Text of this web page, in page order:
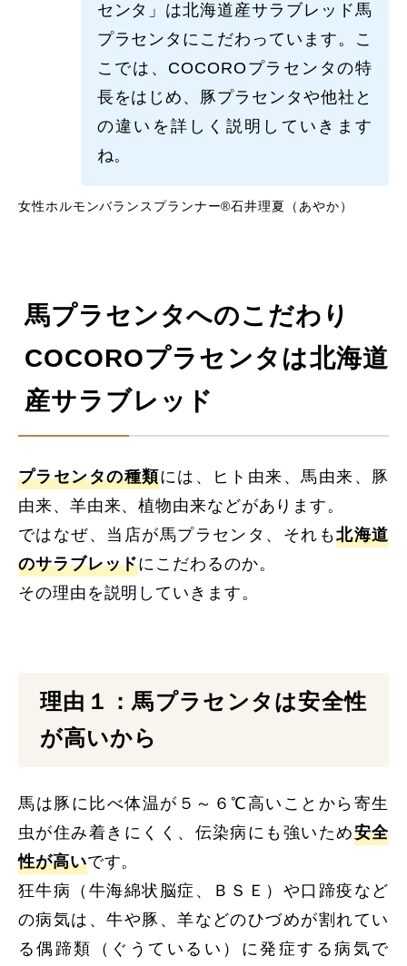
センタ」は北海道産サラブレッド馬
プラセンタにこだわっています。こ
こでは、COCOROプラセンタの特
長をはじめ、豚プラセンタや他社と
の違いを詳しく説明していきます
ね。
女性ホルモンバランスプランナー®石井理夏（あやか）
馬プラセンタへのこだわり
COCOROプラセンタは北海道
産サラブレッド
プラセンタの種類には、ヒト由来、馬由来、豚
由来、羊由来、植物由来などがあります。
ではなぜ、当店が馬プラセンタ、それも北海道
のサラブレッドにこだわるのか。
その理由を説明していきます。
理由１：馬プラセンタは安全性
が高いから
馬は豚に比べ体温が５～６℃高いことから寄生
虫が住み着きにくく、伝染病にも強いため安全
性が高いです。
狂牛病（牛海綿状脳症、ＢＳＥ）や口蹄疫など
の病気は、牛や豚、羊などのひづめが割れてい
る偶蹄類（ぐうているい）に発症する病気で